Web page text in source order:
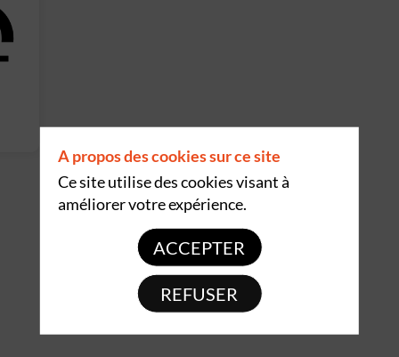
A propos des cookies sur ce site
Ce site utilise des cookies visant à
améliorer votre expérience.
ACCEPTER
REFUSER